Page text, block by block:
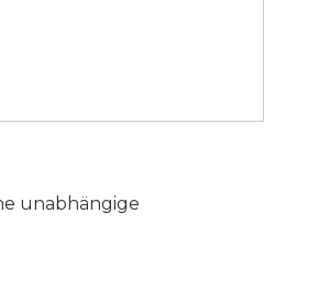
unabhängige